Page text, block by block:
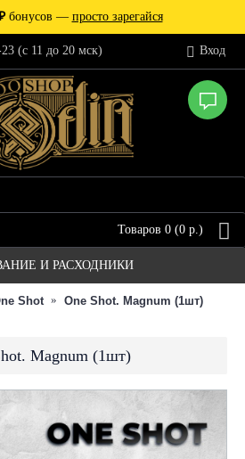
бонусов — просто зарегайся
(c 11 до 20 мск) Вход
Товаров 0 (0 р.)
И РАСХОДНИКИ
Shot One Shot. Magnum (1шт)
Magnum (1шт)